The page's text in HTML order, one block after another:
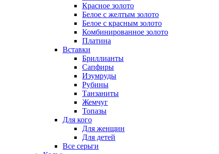
Красное золото
Белое с желтым золото
Белое с красным золото
Комбинированное золото
Платина
Вставки
Бриллианты
Сапфиры
Изумруды
Рубины
Танзаниты
Жемчуг
Топазы
Для кого
Для женщин
Для детей
Все серьги